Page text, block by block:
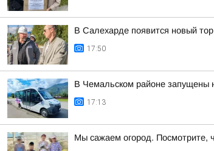
В Салехарде появится новый
17:50
В Чемальском районе запущены
17:13
Мы сажаем огород. Посмотрите,